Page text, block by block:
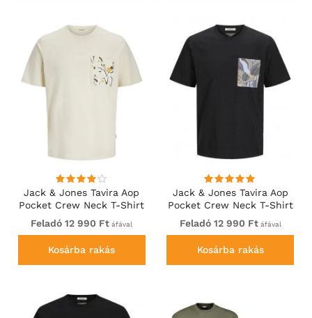
Jack & Jones Tavira Aop
Pocket Crew Neck T-Shirt
Antique White
Feladó 12 990 Ft áfával
Kosárba rakás
Jack & Jones Tavira Aop
Pocket Crew Neck T-Shirt
Black
Feladó 12 990 Ftáfával
Kosárba rakás